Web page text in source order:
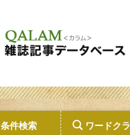
条件検索 ワードク